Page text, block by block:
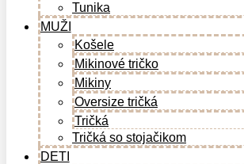
Tunika
MUŽI
Košele
Mikinové tričko
Mikiny
Oversize tričká
Tričká
Tričká so stojačikom
DETI